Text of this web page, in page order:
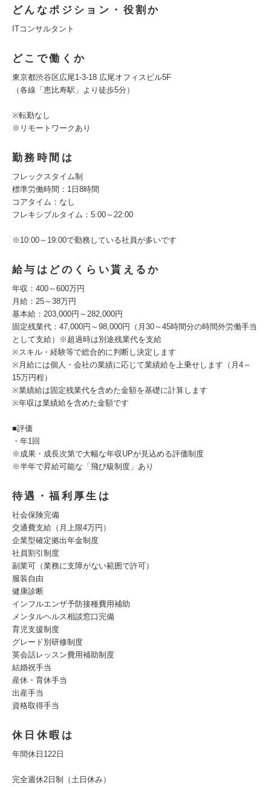
どんなポジション・役割か
ITコンサルタント
どこで働くか
東京都渋谷区広尾1-3-18 広尾オフィスビル5F
（各線「恵比寿駅」より徒歩5分）
※転勤なし
※リモートワークあり
勤務時間は
フレックスタイム制
標準労働時間：1日8時間
コアタイム：なし
フレキシブルタイム：5:00～22:00
※10:00～19:00で勤務している社員が多いです
給与はどのくらい貰えるか
年収：400～600万円
月給：25～38万円
基本給：203,000円～282,000円
固定残業代：47,000円～98,000円（月30～45時間分の時間外労働手当
として支給）※超過時は別途残業代を支給
※スキル・経験等で総合的に判断し決定します
※月給には個人・会社の業績に応じて業績給を上乗せします（月4～
15万円程）
※業績給は固定残業代を含めた金額を基礎に計算します
※年収は業績給を含めた金額です
■評価
・年1回
※成果・成長次第で大幅な年収UPが見込める評価制度
※半年で昇給可能な「飛び級制度」あり
待遇・福利厚生は
社会保険完備
交通費支給（月上限4万円）
企業型確定拠出年金制度
社員割引制度
副業可（業務に支障がない範囲で許可）
服装自由
健康診断
インフルエンザ予防接種費用補助
メンタルヘルス相談窓口完備
育児支援制度
グレード別研修制度
英会話レッスン費用補助制度
結婚祝手当
産休・育休手当
出産手当
資格取得手当
休日休暇は
年間休日122日
完全週休2日制（土日休み）